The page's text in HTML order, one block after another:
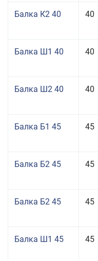
Балка К2 40 40
Балка Ш1 40 40
Балка Ш2 40 40
Балка Б1 45 45
Балка Б2 45 45
Балка Б2 45 45
Балка Ш1 45 45